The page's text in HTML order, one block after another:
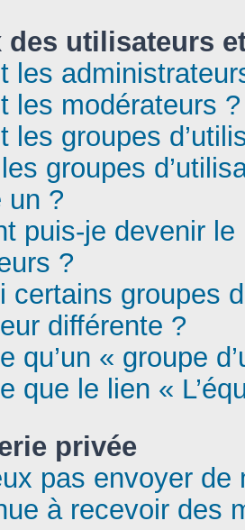
des utilisateurs
les
les modérateurs ?
les groupes
groupes
un ?
puis-je devenir le
?
certains groupes
différente ?
qu’un « groupe
que le lien «
privée
pas envoyer de
à recevoir des